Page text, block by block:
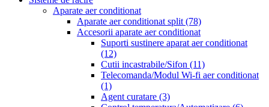
Aparate aer conditionat
Aparate aer conditionat split (78)
Accesorii aparate aer conditionat
Suporti sustinere aparat aer conditionat
(12)
Cutii incastrabile/Sifon (11)
Telecomanda/Modul Wi-fi aer conditionat
(1)
Agent curatare (3)